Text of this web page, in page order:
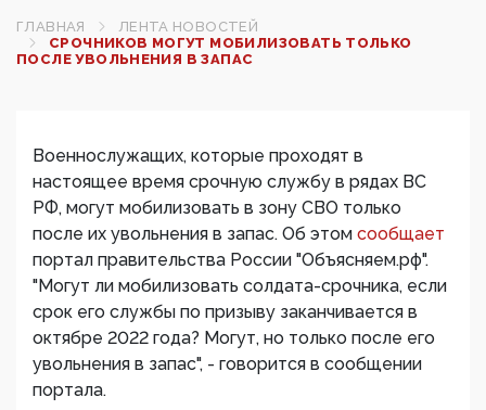
ГЛАВНАЯ
ЛЕНТА НОВОСТЕЙ
СРОЧНИКОВ МОГУТ МОБИЛИЗОВАТЬ ТОЛЬКО
ПОСЛЕ УВОЛЬНЕНИЯ В ЗАПАС
Военнослужащих, которые проходят в
настоящее время срочную службу в рядах ВС
РФ, могут мобилизовать в зону СВО только
после их увольнения в запас. Об этом сообщает
портал правительства России "Объясняем.рф".
"Могут ли мобилизовать солдата-срочника, если
срок его службы по призыву заканчивается в
октябре 2022 года? Могут, но только после его
увольнения в запас", - говорится в сообщении
портала.